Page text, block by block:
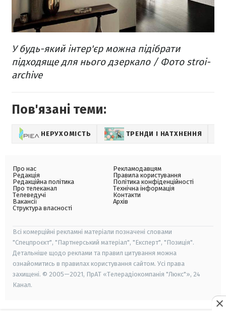
У будь-який інтер'єр можна підібрати
підходяще для нього дзеркало / Фото stroi-
archive
Пов'язані теми:
НЕРУХОМІСТЬ ТРЕНДИ І НАТХНЕННЯ
Про нас
Редакція
Редакційна політика
Про телеканал
Телеведучі
Вакансії
Структура власності
Рекламодавцям
Правила користування
Політика конфіденційності
Технічна інформація
Контакти
Архів
Всі комерційні рекламні матеріали позначені словами
"Спецпроєкт", "Партнерський матеріал", "Експерт", "Позиція".
Детальніше щодо реклами та правил цитування можна
ознайомитись в правилах користування сайтом. Усі права
захищені. © 2005—2021, ПрАТ «Телерадіокомпанія "Люкс"», 24
Канал.